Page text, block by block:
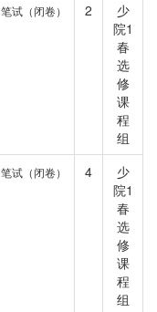
笔试（闭卷） 2
少
院1
春
选
修
课
程
组
笔试（闭卷） 4
少
院1
春
选
修
课
程
组